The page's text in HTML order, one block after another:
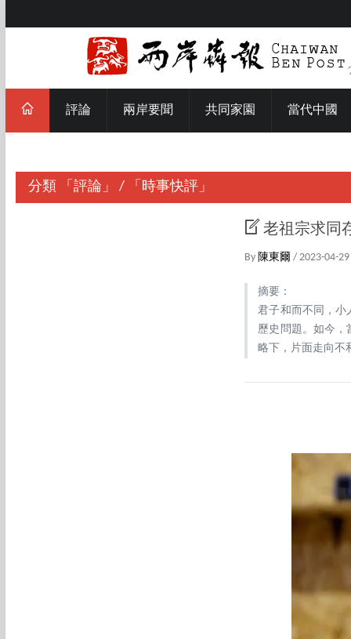
評論 兩岸要聞 共同家園 當代中國
分類 「評論」 / 「時事快評」
老祖宗求同
By 陳東爾 / 2023-04-
摘要：
君子和而不同，小
歷史問題。如今，
略下，片面走向不